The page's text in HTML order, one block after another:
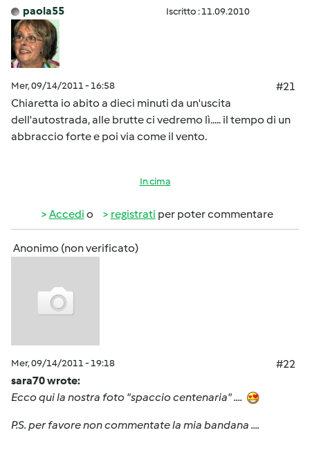
paola55 Iscritto : 11.09.2010
Mer, 09/14/2011 - 16:58
#21
Chiaretta io abito a dieci minuti da un'uscita
dell'autostrada, alle brutte ci vedremo lì..... il tempo di un
abbraccio forte e poi via come il vento.
In cima
Accedi o registrati per poter commentare
Anonimo (non verificato)
Mer, 09/14/2011 - 19:18
#22
sara70 wrote:
Ecco qui la nostra foto "spaccio centenaria" ....
P.S. per favore non commentate la mia bandana ....